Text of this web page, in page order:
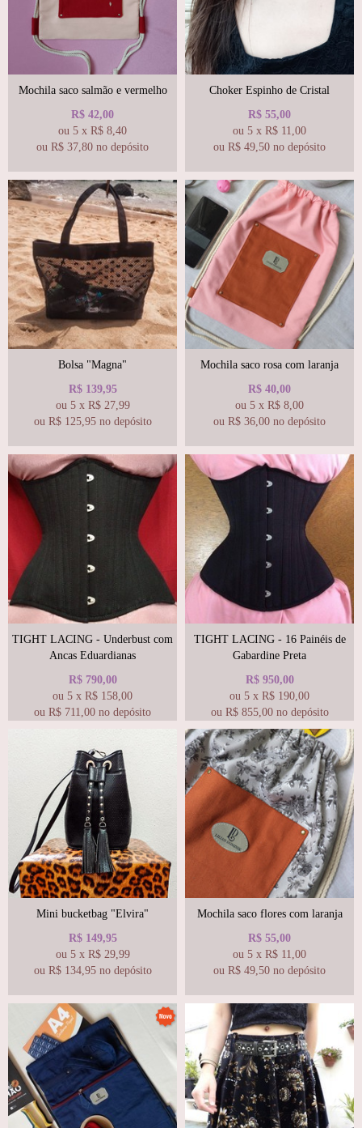
Mochila saco salmão e vermelho
R$ 42,00
ou 5 x R$ 8,40
ou R$ 37,80 no depósito
Choker Espinho de Cristal
R$ 55,00
ou 5 x R$ 11,00
ou R$ 49,50 no depósito
Bolsa "Magna"
R$ 139,95
ou 5 x R$ 27,99
ou R$ 125,95 no depósito
Mochila saco rosa com laranja
R$ 40,00
ou 5 x R$ 8,00
ou R$ 36,00 no depósito
TIGHT LACING - Underbust com
Ancas Eduardianas
R$ 790,00
ou 5 x R$ 158,00
ou R$ 711,00 no depósito
TIGHT LACING - 16 Painéis de
Gabardine Preta
R$ 950,00
ou 5 x R$ 190,00
ou R$ 855,00 no depósito
Mini bucketbag "Elvira"
R$ 149,95
ou 5 x R$ 29,99
ou R$ 134,95 no depósito
Mochila saco flores com laranja
R$ 55,00
ou 5 x R$ 11,00
ou R$ 49,50 no depósito